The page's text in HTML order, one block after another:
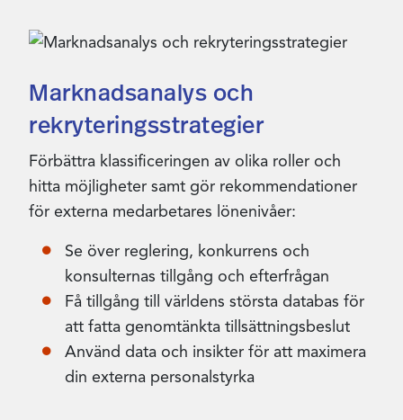
Marknadsanalys och
rekryteringsstrategier
Förbättra klassificeringen av olika roller och
hitta möjligheter samt gör rekommendationer
för externa medarbetares lönenivåer:
Se över reglering, konkurrens och
konsulternas tillgång och efterfrågan
Få tillgång till världens största databas för
att fatta genomtänkta tillsättningsbeslut
Använd data och insikter för att maximera
din externa personalstyrka